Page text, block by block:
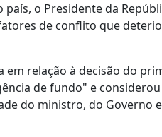
o Presidente da
de conflito que
relação à decisão do
de fundo" e
do ministro, do Governo